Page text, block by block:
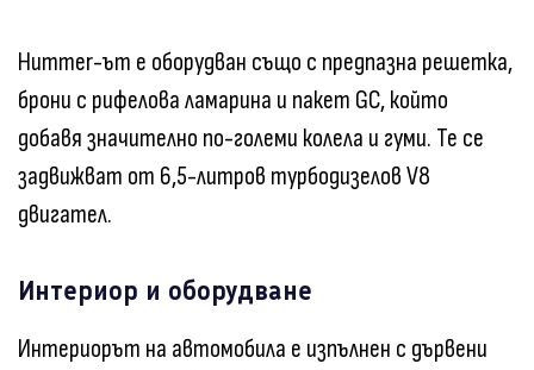
Hummer-ът е оборудван също с предпазна решетка,
брони с рифелова ламарина и пакет GC, който
добавя значително по-големи колела и гуми. Те се
задвижват от 6,5-литров турбодизелов V8
двигател.
Интериор и оборудване
Интериорът на автомобила е изпълнен с дървени